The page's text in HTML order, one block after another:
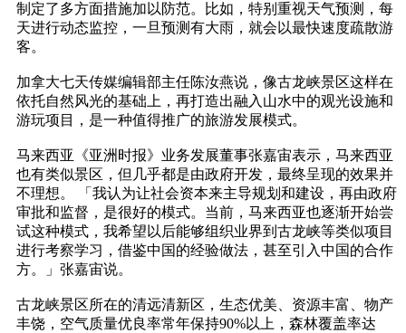
制定了多方面措施加以防范。比如，特别重视天气预测，每
天进行动态监控，一旦预测有大雨，就会以最快速度疏散游
客。
加拿大七天传媒编辑部主任陈汝燕说，像古龙峡景区这样在
依托自然风光的基础上，再打造出融入山水中的观光设施和
游玩项目，是一种值得推广的旅游发展模式。
马来西亚《亚洲时报》业务发展董事张嘉宙表示，马来西亚
也有类似景区，但几乎都是由政府开发，最终呈现的效果并
不理想。 「我认为让社会资本来主导规划和建设，再由政府
审批和监督，是很好的模式。当前，马来西亚也逐渐开始尝
试这种模式，我希望以后能够组织业界到古龙峡等类似项目
进行考察学习，借鉴中国的经验做法，甚至引入中国的合作
方。」张嘉宙说。
古龙峡景区所在的清远清新区，生态优美、资源丰富、物产
丰饶，空气质量优良率常年保持90%以上，森林覆盖率达